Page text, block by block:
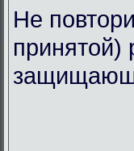
Не
принятой)